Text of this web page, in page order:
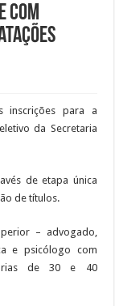
com
inscrições para a
da Secretaria
de etapa única
de títulos.
– advogado,
e psicólogo com
de 30 e 40